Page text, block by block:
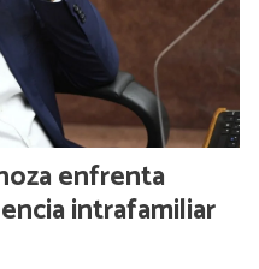
enfrenta
intrafamiliar